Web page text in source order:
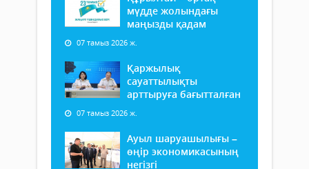
мүдде жолындағы
маңызды қадам
07 тамыз 2026 ж.
Қаржылық
сауаттылықты
арттыруға бағытталған
07 тамыз 2026 ж.
Ауыл шаруашылығы –
өңір экономикасының
негізгі